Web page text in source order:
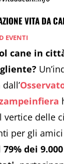
VITA DA
EVENTI
cane in
vertice delle
per gli
79% dei 9.000